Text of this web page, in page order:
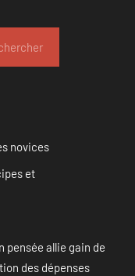
novices
et
pensée allie gain de
des dépenses